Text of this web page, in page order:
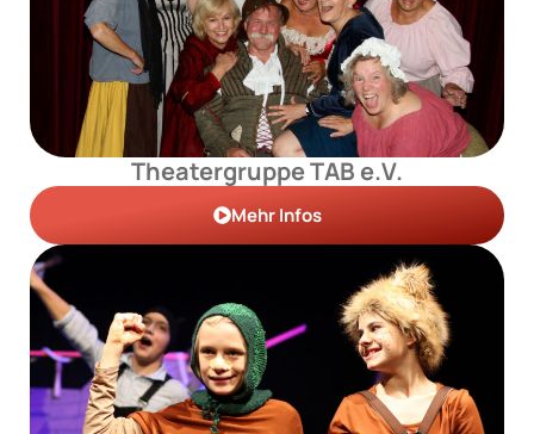
Theatergruppe TAB e.V.
Mehr Infos